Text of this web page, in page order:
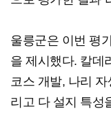
울릉군은 이번 평
을 제시했다. 칼데
코스 개발, 나리
리고 다 설지 특성